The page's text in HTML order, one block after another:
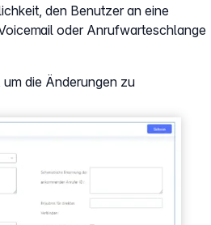
den Benutzer an eine
oder Anrufwarteschlange
um die Änderungen zu